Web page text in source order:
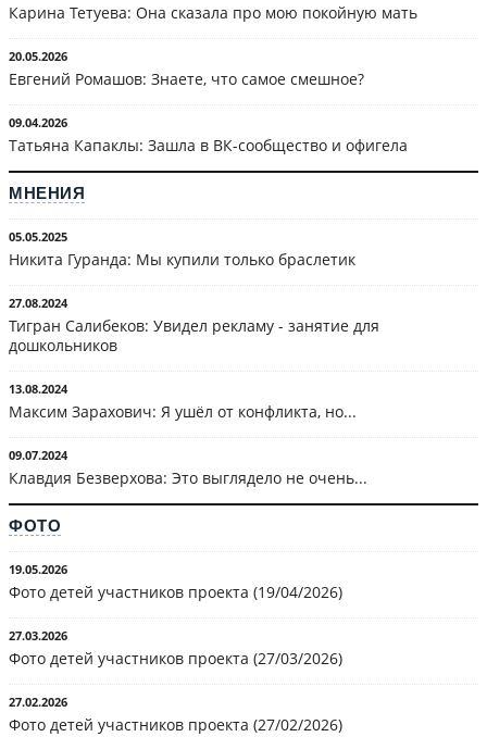
Карина Тетуева: Она сказала про мою покойную мать
20.05.2026
Евгений Ромашов: Знаете, что самое смешное?
09.04.2026
Татьяна Капаклы: Зашла в ВК-сообщество и офигела
МНЕНИЯ
05.05.2025
Никита Гуранда: Мы купили только браслетик
27.08.2024
Тигран Салибеков: Увидел рекламу - занятие для
дошкольников
13.08.2024
Максим Зарахович: Я ушёл от конфликта, но...
09.07.2024
Клавдия Безверхова: Это выглядело не очень...
ФОТО
19.05.2026
Фото детей участников проекта (19/04/2026)
27.03.2026
Фото детей участников проекта (27/03/2026)
27.02.2026
Фото детей участников проекта (27/02/2026)